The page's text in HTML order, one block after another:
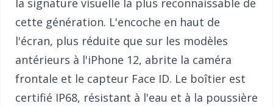
la signature visuelle la plus reconnaissable de
cette génération. L'encoche en haut de
l'écran, plus réduite que sur les modèles
antérieurs à l'iPhone 12, abrite la caméra
frontale et le capteur Face ID. Le boîtier est
certifié IP68, résistant à l'eau et à la poussière